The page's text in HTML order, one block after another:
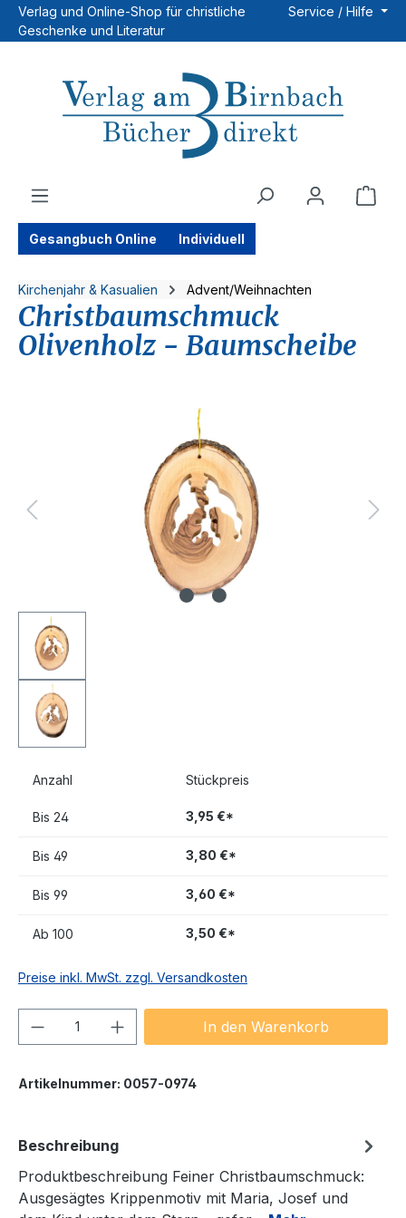
Zum Hauptinhalt springen
Verlag und Online-Shop für christliche
Geschenke und Literatur
Service / Hilfe
Gesangbuch Online Individuell
Kirchenjahr & Kasualien Advent/Weihnachten
Christbaumschmuck
Olivenholz - Baumscheibe
Anzahl Stückpreis
Bis 24 3,95 €*
Bis 49 3,80 €*
Bis 99 3,60 €*
Ab 100 3,50 €*
Preise inkl. MwSt. zzgl. Versandkosten
Produkt Anzahl: Gib denIn den Warenkorb
Artikelnummer: 0057-0974
Beschreibung
Produktbeschreibung Feiner Christbaumschmuck:
Ausgesägtes Krippenmotiv mit Maria, Josef und